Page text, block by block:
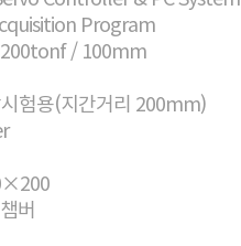
Program
/ 100mm
험용(지간거리 200mm)
버